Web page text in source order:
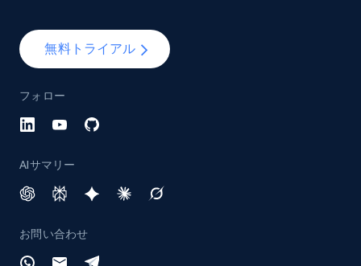
URL, Title, Rating, Reviews, Initial price, Final
price, Currency, Stock, and more.
988+
category URL or brand URL
price, Currency, Stock, and more.
無料トライアル
フォロー
AIサマリー
お問い合わせ